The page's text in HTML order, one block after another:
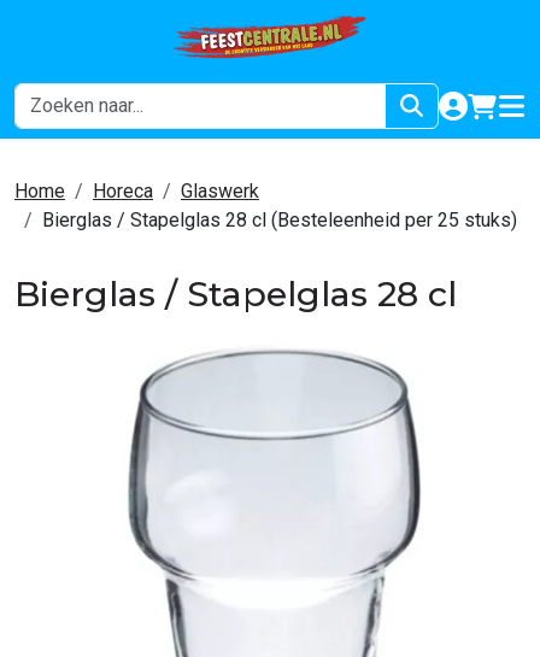
naar
Home Horeca
Glaswerk
Bierglas / Stapelglas 28 cl (Besteleenheid per 25 stuks)
Bierglas / Stapelglas 28 cl